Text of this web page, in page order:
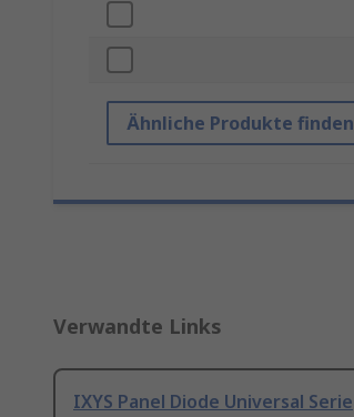
Ähnliche Produkte finden
Verwandte Links
IXYS Panel Diode Universal Serie